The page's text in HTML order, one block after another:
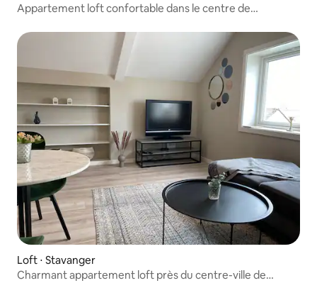
Appartement loft confortable dans le centre de
Loft ⋅ Stavanger
Charmant appartement loft près du centre-ville de